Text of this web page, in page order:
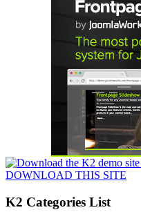
DOWNLOAD THIS SITE
K2 Categories List